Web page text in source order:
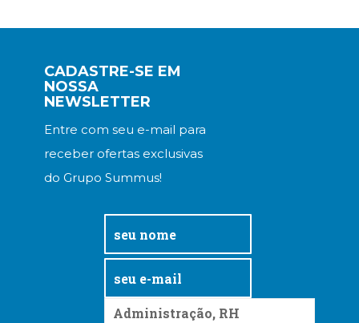
CADASTRE-SE EM
NOSSA
NEWSLETTER
Entre com seu e-mail para
receber ofertas exclusivas
do Grupo Summus!